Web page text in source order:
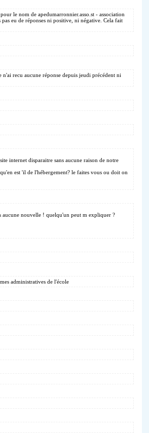
le nom de apedumarronnier.asso.st - association
eu de réponses ni positive, ni négative. Cela fait
recu aucune réponse depuis jeudi précédent ni
internet disparaitre sans aucune raison de notre
est 'il de l'hébergement? le faites vous ou doit on
aucune nouvelle ! quelqu'un peut m expliquer ?
administratives de l'école